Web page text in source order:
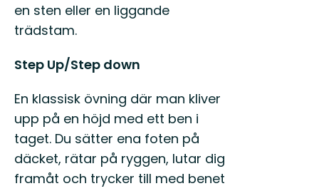
en sten eller en liggande
trädstam.
Step Up/Step down
En klassisk övning där man kliver
upp på en höjd med ett ben i
taget. Du sätter ena foten på
däcket, rätar på ryggen, lutar dig
framåt och trycker till med benet